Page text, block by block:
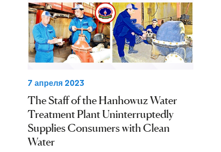
7 апреля 2023
The Staff of the Hanhowuz Water
Treatment Plant Uninterruptedly
Supplies Consumers with Clean
Water